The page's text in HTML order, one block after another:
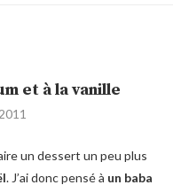
et à la vanille
un dessert un peu plus
. J’ai donc pensé à un baba